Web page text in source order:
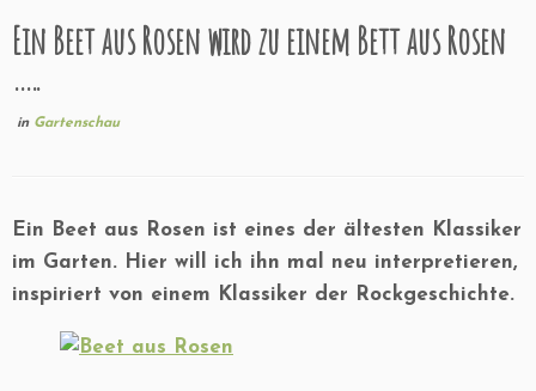
Ein Beet aus Rosen wird zu einem Bett aus Rosen
…..
in Gartenschau
Ein Beet aus Rosen ist eines der ältesten Klassiker
im Garten. Hier will ich ihn mal neu interpretieren,
inspiriert von einem Klassiker der Rockgeschichte.